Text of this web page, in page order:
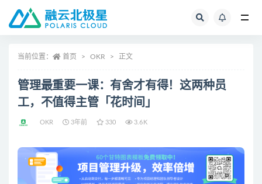
当前位置： 首页 OKR 正文
管理最重要一课：有舍才有得！这两种员
工，不值得主管「花时间」
OKR 3年前 330 3.6K